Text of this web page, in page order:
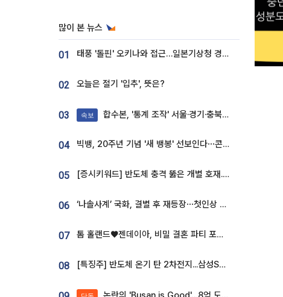
많이 본 뉴스
01 태풍 '돌핀' 오키나와 접근…일본기상청 경로 업데이트
02 오늘은 절기 '입추', 뜻은?
03 속보 합수본, '통계 조작' 서울·경기·충북 선관위 등 추가 압수수색
04 빅뱅, 20주년 기념 '새 뱅봉' 선보인다⋯콘서트 앞두고 팝업 개최
05 [증시키워드] 반도체 충격 뚫은 개별 호재...포스코퓨처엠·에코프로·한화솔루션 '눈길'
06 ‘나솔사계’ 국화, 결별 후 재등장⋯첫인상 투표 휩쓸고 ‘인기녀’ 등극
07 톰 홀랜드♥젠데이아, 비밀 결혼 파티 포착⋯호텔 대관비만 9억
08 [특징주] 반도체 온기 탄 2차전지...삼성SDI, 장 초반 7% 넘게 껑충